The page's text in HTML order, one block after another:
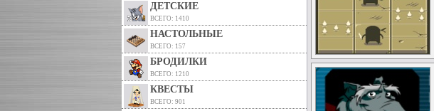
ДЕТСКИЕ
ВСЕГО: 1410
НАСТОЛЬНЫЕ
ВСЕГО: 157
БРОДИЛКИ
ВСЕГО: 1210
КВЕСТЫ
ВСЕГО: 901